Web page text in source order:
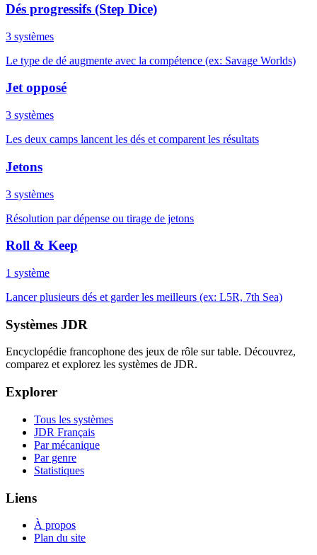
Dés progressifs (Step Dice)
3 systèmes
Le type de dé augmente avec la compétence (ex: Savage Worlds)
Jet opposé
3 systèmes
Les deux camps lancent les dés et comparent les résultats
Jetons
3 systèmes
Résolution par dépense ou tirage de jetons
Roll & Keep
1 système
Lancer plusieurs dés et garder les meilleurs (ex: L5R, 7th Sea)
Systèmes JDR
Encyclopédie francophone des jeux de rôle sur table. Découvrez,
comparez et explorez les systèmes de JDR.
Explorer
Tous les systèmes
JDR Français
Par mécanique
Par genre
Statistiques
Liens
À propos
Plan du site